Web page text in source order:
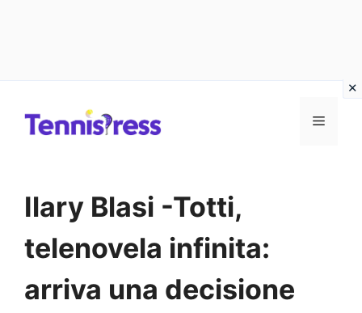
MENU
Ilary Blasi -Totti,
telenovela infinita:
arriva una decisione